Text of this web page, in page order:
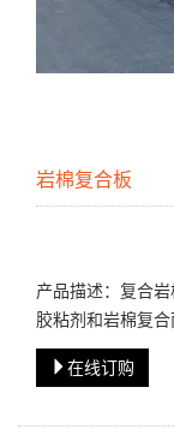
岩棉复合板
产品描述：复合
胶粘剂和岩棉复合
在线订购